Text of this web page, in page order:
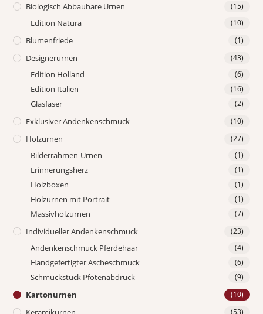
Biologisch Abbaubare Urnen (15)
Edition Natura (10)
Blumenfriede (1)
Designerurnen (43)
Edition Holland (6)
Edition Italien (16)
Glasfaser (2)
Exklusiver Andenkenschmuck (10)
Holzurnen (27)
Bilderrahmen-Urnen (1)
Erinnerungsherz (1)
Holzboxen (1)
Holzurnen mit Portrait (1)
Massivholzurnen (7)
Individueller Andenkenschmuck (23)
Andenkenschmuck Pferdehaar (4)
Handgefertigter Ascheschmuck (6)
Schmuckstück Pfotenabdruck (9)
Kartonurnen (10)
(53)